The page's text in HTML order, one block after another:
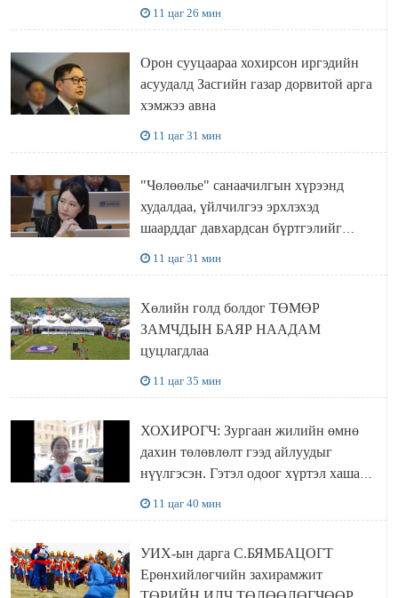
11 цаг 26 мин
Орон сууцаараа хохирсон иргэдийн
асуудалд Засгийн газар дорвитой арга
хэмжээ авна
11 цаг 31 мин
"Чөлөөлье" санаачилгын хүрээнд
худалдаа, үйлчилгээ эрхлэхэд
шаарддаг давхардсан бүртгэлийг
11 цаг 31 мин
Хөлийн голд болдог ТӨМӨР
ЗАМЧДЫН БАЯР НААДАМ
цуцлагдлаа
11 цаг 35 мин
ХОХИРОГЧ: Зургаан жилийн өмнө
дахин төлөвлөлт гээд айлуудыг
нүүлгэсэн. Гэтэл одоог хүртэл хашаа
11 цаг 40 мин
УИХ-ын дарга С.БЯМБАЦОГТ
Ерөнхийлөгчийн захирамжит